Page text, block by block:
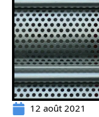
12 août 2021